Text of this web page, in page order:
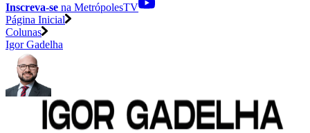
Inscreva-se na MetrópolesTV
Página Inicial
Colunas
Igor Gadelha